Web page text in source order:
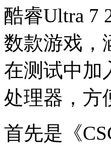
酷睿Ultra 7
数款游戏，
在测试中加
处理器，方
首先是《